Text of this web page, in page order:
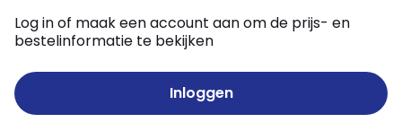
Log in of maak een account aan om de prijs- en
bestelinformatie te bekijken
Inloggen